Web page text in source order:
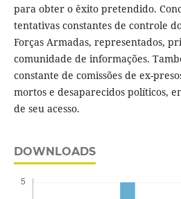
para obter o êxito pretendido.
tentativas constantes de controle
Forças Armadas, representados,
comunidade de informações.
constante de comissões de ex-
mortos e desaparecidos políticos,
de seu acesso.
DOWNLOADS